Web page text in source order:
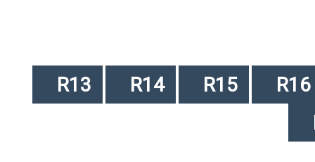
R13 R14 R15
R16